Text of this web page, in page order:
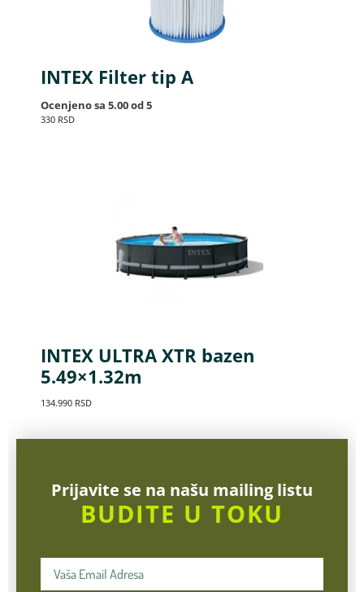
INTEX Filter tip A
Ocenjeno sa 5.00od 5
330 RSD
INTEX ULTRA XTR bazen
5.49×1.32m
134.990 RSD
Prijavite se na našu mailing listu
BUDITE U TOKU